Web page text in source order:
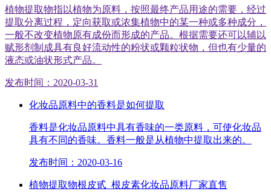
植物提取物指以植物为原料，按照最终产品用途的需要，经过
提取分离过程，定向获取或浓集植物中的某一种或多种成分，
一般不改变植物原有成份而形成的产品。根据需要还可以辅以
赋形剂制成具有良好流动性的粉状或颗粒状物，但也有少量的
液态或油状形式产品。
发布时间：2020-03-31
化妆品原料中的香料是如何提取
香料是化妆品原料中具有香味的一类原料，可使化妆品
具有不同的香味。香料一般是从植物中提取出来的。
发布时间：2020-03-16
植物提取物根皮甙_根皮素化妆品原料厂家直售